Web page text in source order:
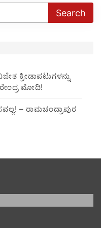
ಕ್ರೀಡಾಪಟುಗಳನ್ನು
ಮೋದಿ!
– ರಾಮಚಂದ್ರಾಪುರ